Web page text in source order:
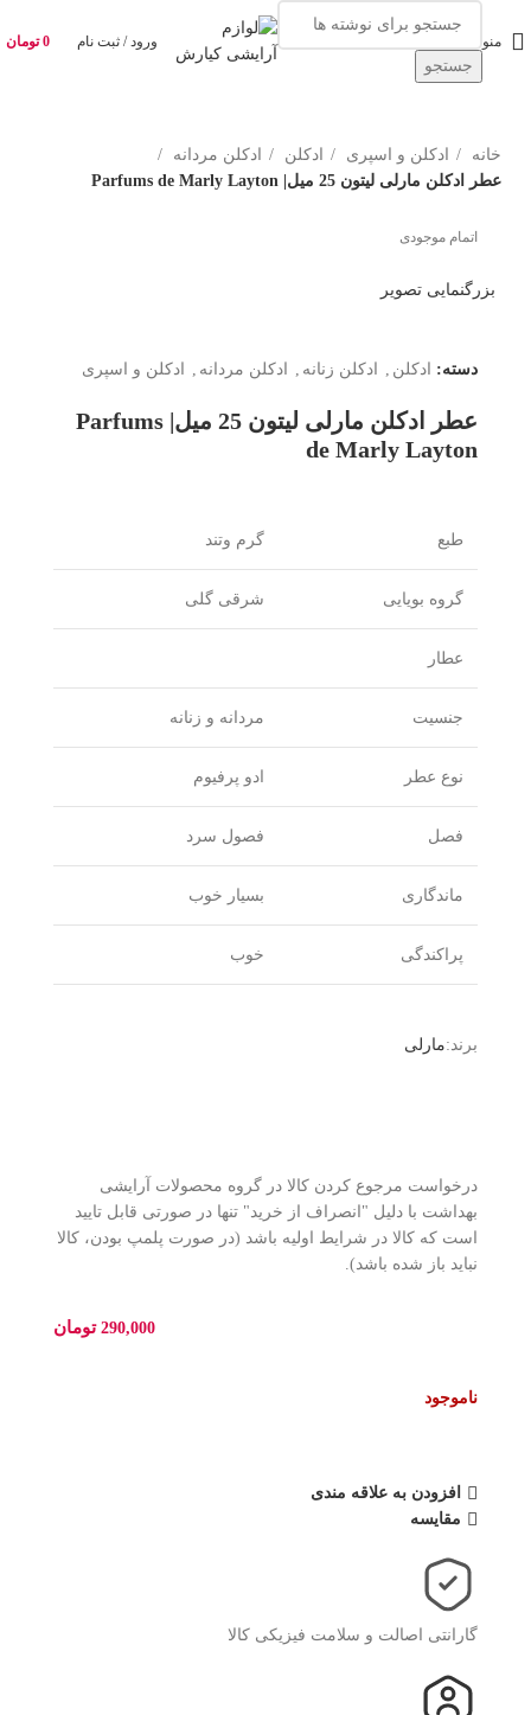
منو
جستجو
ورود / ثبت نام 0 تومان
خانه ادکلن و اسپری ادکلن
ادکلن مردانه
عطر ادکلن مارلی لیتون 25 میل| Parfums de Marly Layton
اتمام موجودی
بزرگنمایی تصویر
دسته: ادکلن ادکلن زنانه ادکلن مردانه ادکلن و اسپری
عطر ادکلن مارلی لیتون 25 میل| Parfums
de Marly Layton
طبع گرم وتند
گروه بویایی شرقی گلی
عطار
جنسیت مردانه و زنانه
نوع عطر ادو پرفیوم
فصل فصول سرد
ماندگاری بسیار خوب
پراکندگی خوب
برند:مارلی
درخواست مرجوع کردن کالا در گروه محصولات آرایشی
بهداشت با دلیل "انصراف از خرید" تنها در صورتی قابل تایید
است که کالا در شرایط اولیه باشد (در صورت پلمپ بودن، کالا
نباید باز شده باشد).
290,000 تومان
ناموجود
افزودن به علاقه مندی
مقایسه
گارانتی اصالت و سلامت فیزیکی کالا